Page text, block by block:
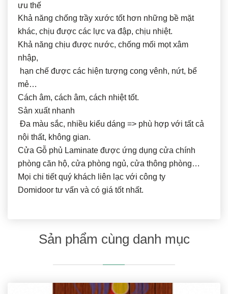
ưu thế
Khả năng chống trầy xước tốt hơn những bề mặt
khác, chịu được các lực va đập, chịu nhiệt.
Khả năng chịu được nước, chống mối mọt xâm
nhập,
hạn chế được các hiện tượng cong vênh, nứt, bể
mẻ…
Cách âm, cách âm, cách nhiệt tốt.
Sản xuất nhanh
Đa màu sắc, nhiều kiểu dáng => phù hợp với tất cả
nội thất, không gian.
Cửa Gỗ phủ Laminate được ứng dụng cửa chính
phòng căn hộ, cửa phòng ngủ, cửa thông phòng…
Mọi chi tiết quý khách liên lạc với công ty
Domidoor tư vấn và có giá tốt nhất.
Sản phẩm cùng danh mục